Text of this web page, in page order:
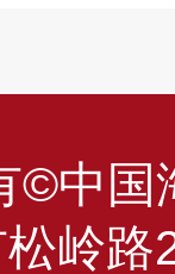
©中国
岭